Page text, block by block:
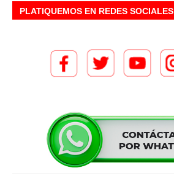
PLATIQUEMOS EN REDES SOCIALES